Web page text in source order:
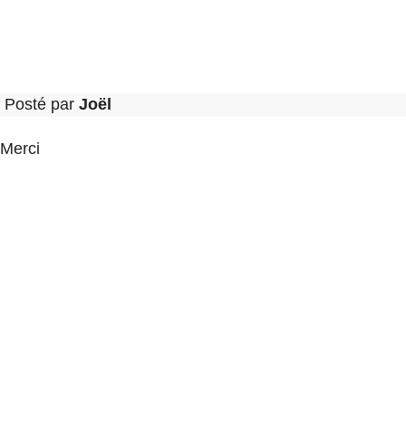
Posté par Joël
Merci